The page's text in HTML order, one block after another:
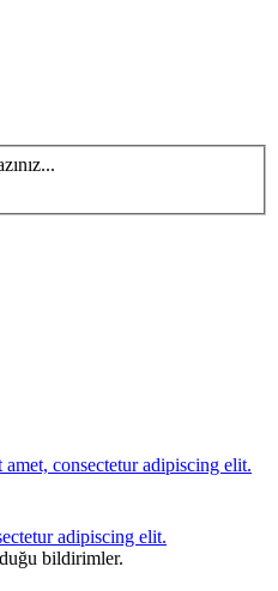
consectetur adipiscing elit.
adipiscing elit.
bildirimler.